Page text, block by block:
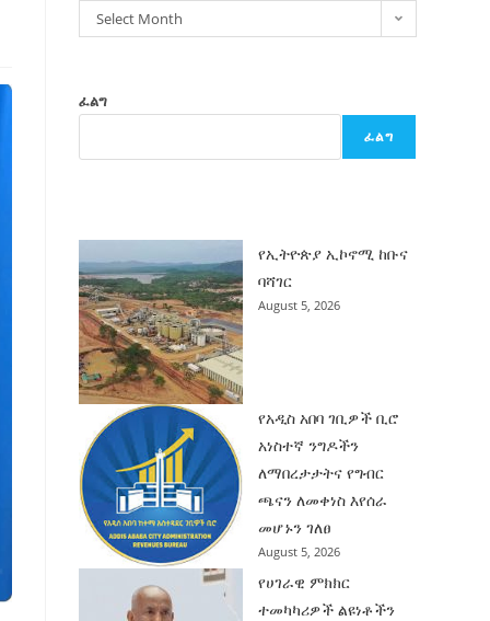
Select Month
ፈልግ
ፈልግ
የኢትዮጵያ ኢኮኖሚ ከቡና
ባሻገር
August 5, 2026
የአዲስ አበባ ገቢዎች ቢሮ
አነስተኛ ንግዶችን
ለማበረታታትና የግብር
ጫናን ለመቀነስ እየሰራ
መሆኑን ገለፀ
August 5, 2026
የሀገራዊ ምክክር
ተመካካሪዎች ልዩነቶችን